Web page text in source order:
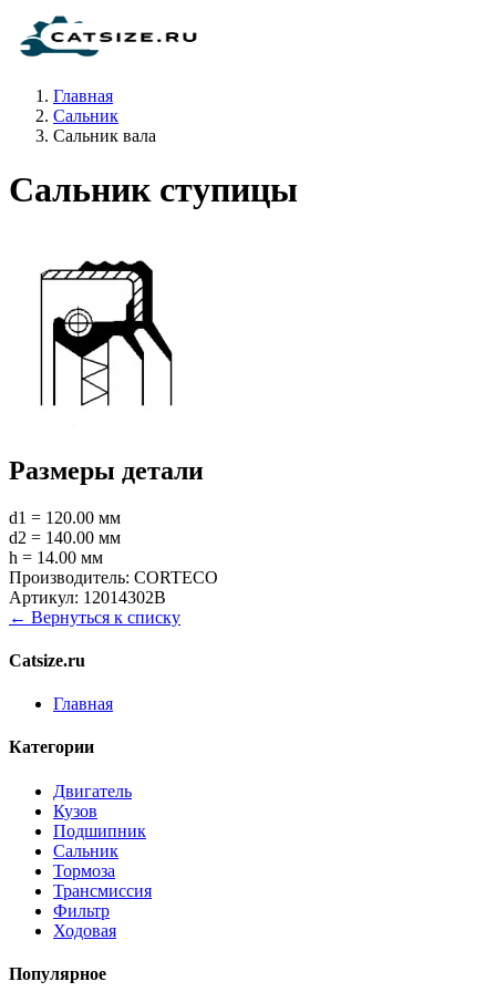
Главная
Сальник
Сальник вала
Сальник ступицы
Размеры детали
d1 = 120.00 мм
d2 = 140.00 мм
h = 14.00 мм
Производитель: CORTECO
Артикул: 12014302B
← Вернуться к списку
Catsize.ru
Главная
Категории
Двигатель
Кузов
Подшипник
Сальник
Тормоза
Трансмиссия
Фильтр
Ходовая
Популярное